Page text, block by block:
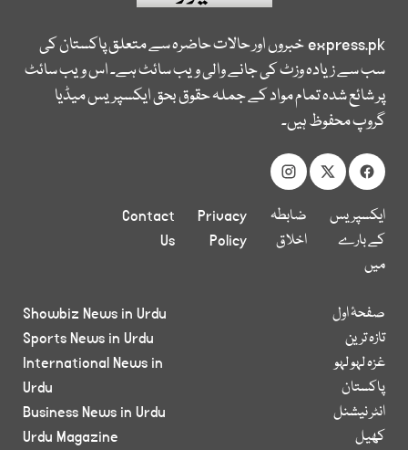
express.pkخبروں اور حالات حاضرہ سے متعلق پاکستان کی
سب سے زیادہ وزٹ کی جانے والی ویب سائٹ ہے۔ اس ویب سائٹ
پر شائع شدہ تمام مواد کے جملہ حقوق بحق ایکسپریس میڈیا
گروپ محفوظ ہیں۔
ایکسپریس
کے بارے
میں
ضابطہ
اخلاق
Privacy
Policy
Contact
Us
صفحۂ اول
تازہ ترین
غزہ لہو لہو
پاکستان
انٹر نیشنل
کھیل
Showbiz News in Urdu
Sports News in Urdu
International News in
Urdu
Business News in Urdu
Urdu Magazine